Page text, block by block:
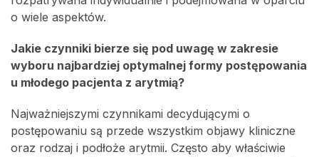
o wiele aspektów.
Jakie czynniki bierze się pod uwagę w zakresie
wyboru najbardziej optymalnej formy postępowania
u młodego pacjenta z arytmią?
Najważniejszymi czynnikami decydującymi o
postępowaniu są przede wszystkim objawy kliniczne
oraz rodzaj i podłoże arytmii. Często aby właściwie